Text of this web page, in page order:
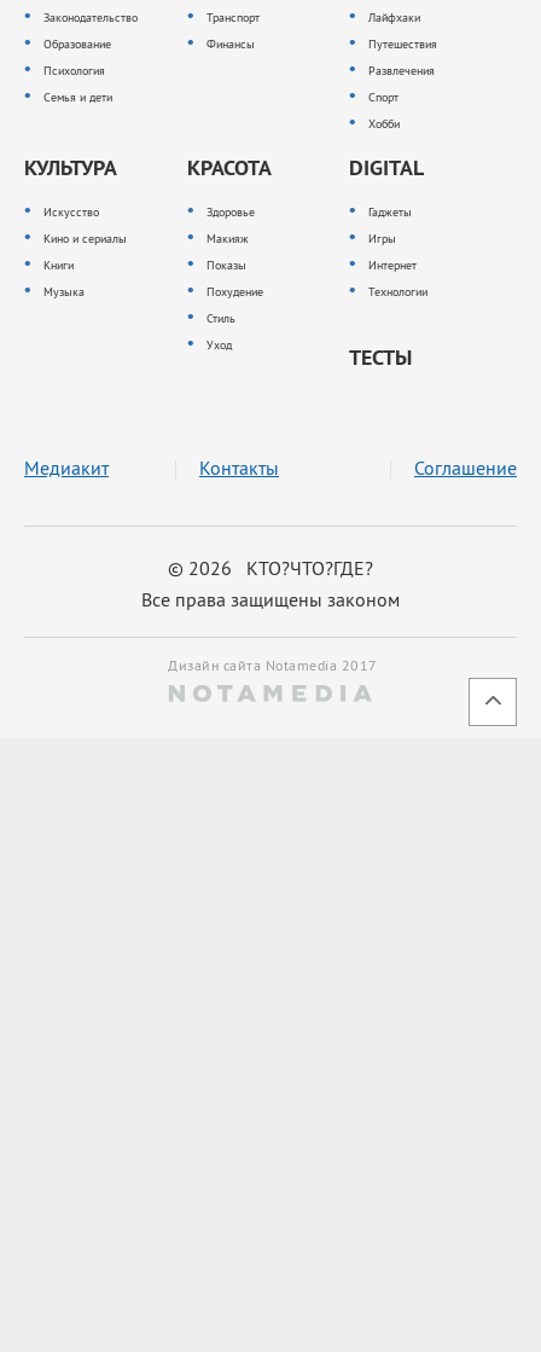
Законодательство
Образование
Психология
Семья и дети
Транспорт
Финансы
Лайфхаки
Путешествия
Развлечения
Спорт
Хобби
КУЛЬТУРА
Искусство
Кино и сериалы
Книги
Музыка
КРАСОТА
Здоровье
Макияж
Показы
Похудение
Стиль
Уход
DIGITAL
Гаджеты
Игры
Интернет
Технологии
ТЕСТЫ
© 2026 КТО?ЧТО?ГДЕ?
Все права защищены законом
Медиакит Контакты Соглашение
Дизайн сайта Notamedia 2017